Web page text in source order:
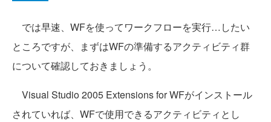
では早速、WFを使ってワークフローを実行…したい
ところですが、まずはWFの準備するアクティビティ群
について確認しておきましょう。
Visual Studio 2005 Extensions for WFがインストール
されていれば、WFで使用できるアクティビティとし